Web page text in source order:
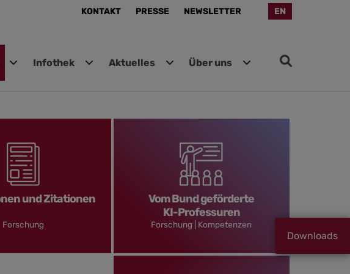
KONTAKT PRESSE NEWSLETTER EN
Infothek Aktuelles Über uns
Downloads
und Zitationen
Forschung
Vom Bund geförderte
KI-Professuren
Forschung | Kompetenzen